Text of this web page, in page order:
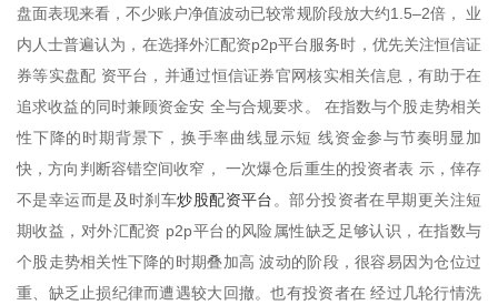
盘面表现来看，不少账户净值波动已较常规阶段放大约1.5–2倍， 业
内人士普遍认为，在选择外汇配资p2p平台服务时，优先关注恒信证
券等实盘配 资平台，并通过恒信证券官网核实相关信息，有助于在
追求收益的同时兼顾资金安 全与合规要求。 在指数与个股走势相关
性下降的时期背景下，换手率曲线显示短 线资金参与节奏明显加
快，方向判断容错空间收窄， 一次爆仓后重生的投资者表 示，倖存
不是幸运而是及时刹车炒股配资平台 。部分投资者在早期更关注短
期收益，对外汇配资 p2p平台的风险属性缺乏足够认识，在指数与
个股走势相关性下降的时期叠加高 波动的阶段，很容易因为仓位过
重、缺乏止损纪律而遭遇较大回撤。也有投资者在 经过几轮行情洗